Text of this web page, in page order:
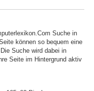
Suche in
können so bequem eine
Suche wird dabei in
Seite im Hintergrund aktiv